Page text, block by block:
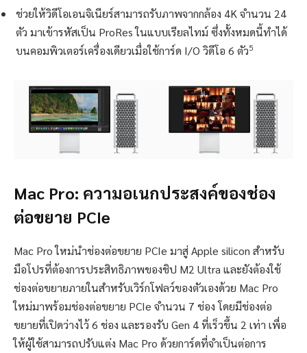
ช่วยให้วิดีโอเอนจิเนียร์สามารถรับภาพจากกล้อง 4K จำนวน 24
ตัว มาเข้ารหัสเป็น ProRes ในแบบเรียลไทม์ ซึ่งทั้งหมดนี้ทำได้
บนคอมพิวเตอร์เครื่องเดียวเมื่อใช้การ์ด I/O วิดีโอ 6 ตัว5
Mac Pro: ความอเนกประสงค์ของช่อง
ต่อขยาย PCIe
Mac Pro ใหม่นำช่องต่อขยาย PCIe มาสู่ Apple silicon สำหรับ
มือโปรที่ต้องการประสิทธิภาพของชิป M2 Ultra และยังต้องใช้
ช่องต่อขยายภายในสำหรับเวิร์กโฟลว์ของตัวเองด้วย Mac Pro
ใหม่มาพร้อมช่องต่อขยาย PCIe จำนวน 7 ช่อง โดยมีช่องต่อ
ขยายที่เปิดว่างไว้ 6 ช่อง และรองรับ Gen 4 ที่เร็วขึ้น 2 เท่า เพื่อ
ให้ผู้ใช้สามารถปรับแต่ง Mac Pro ด้วยการ์ดที่จำเป็นต่อการ